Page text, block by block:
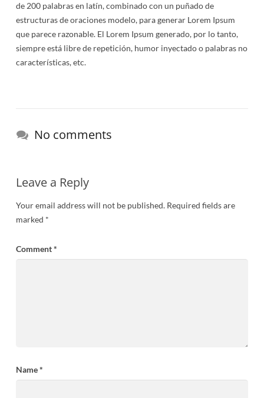
de 200 palabras en latín, combinado con un puñado de
estructuras de oraciones modelo, para generar Lorem Ipsum
que parece razonable. El Lorem Ipsum generado, por lo tanto,
siempre está libre de repetición, humor inyectado o palabras no
características, etc.
No comments
Leave a Reply
Your email address will not be published. Required fields are
marked *
Comment*
Name*